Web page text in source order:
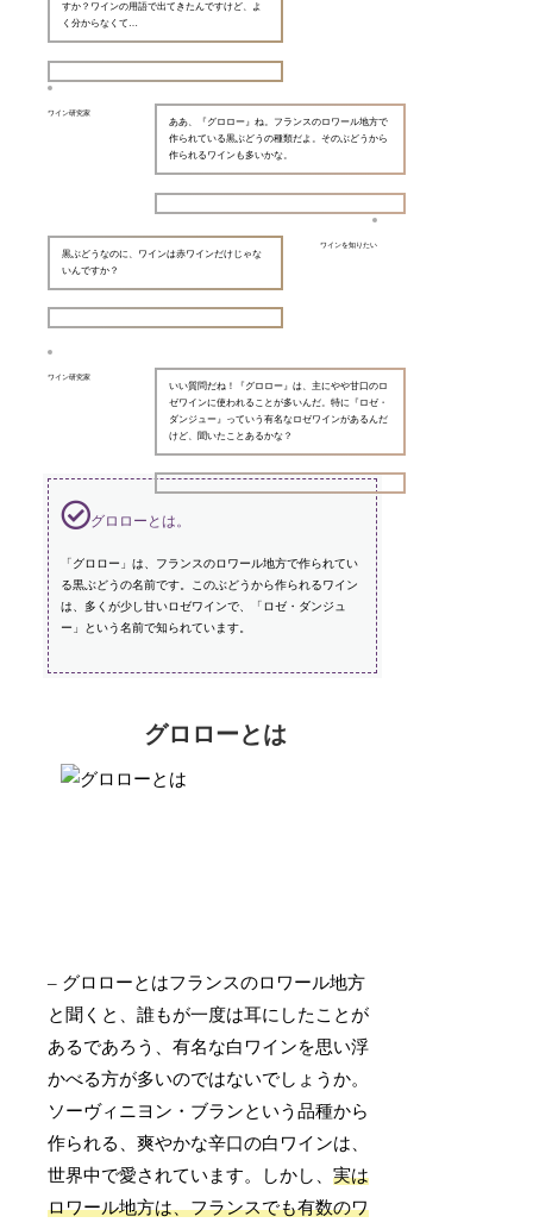
すか？ワインの用語で出てきたんですけど、よ
く分からなくて…
ワイン研究家
ああ、『グロロー』ね。フランスのロワール地方で
作られている黒ぶどうの種類だよ。そのぶどうから
作られるワインも多いかな。
ワインを知りたい
黒ぶどうなのに、ワインは赤ワインだけじゃな
いんですか？
ワイン研究家
いい質問だね！『グロロー』は、主にやや甘口のロ
ゼワインに使われることが多いんだ。特に『ロゼ・
ダンジュー』っていう有名なロゼワインがあるんだ
けど、聞いたことあるかな？
グロローとは。
「グロロー」は、フランスのロワール地方で作られてい
る黒ぶどうの名前です。このぶどうから作られるワイン
は、多くが少し甘いロゼワインで、「ロゼ・ダンジュ
ー」という名前で知られています。
グロローとは
– グロローとはフランスのロワール地方
と聞くと、誰もが一度は耳にしたことが
あるであろう、有名な白ワインを思い浮
かべる方が多いのではないでしょうか。
ソーヴィニヨン・ブランという品種から
作られる、爽やかな辛口の白ワインは、
世界中で愛されています。しかし、実は
ロワール地方は、フランスでも有数のワ